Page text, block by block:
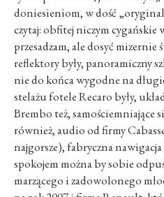
doniesieniom, w dość
czytaj: obfitej niczym cygańskie
przesadzam, ale dosyć mizernie
reflektory były, panoramiczny
nie do końca wygodne na
stelażu fotele Recaro były,
Brembo też, samościemniające
również, audio od firmy
najgorsze), fabryczna
spokojem można by sobie
marzącego i zadowolonego